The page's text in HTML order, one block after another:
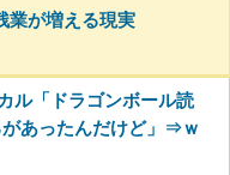
業が増える現実
ル「ドラゴンボール読
あったんだけど」⇒ｗ